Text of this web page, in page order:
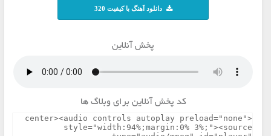
دانلود آهنگ با کیفیت 320
پخش آنلاین
کد پخش آنلاین برای وبلاگ ها